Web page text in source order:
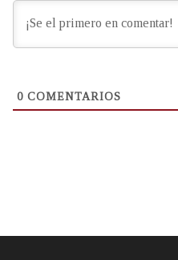
0 COMENTARIOS